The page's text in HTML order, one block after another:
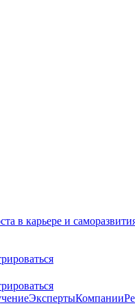
в карьере и
ЭкспертыКомпании